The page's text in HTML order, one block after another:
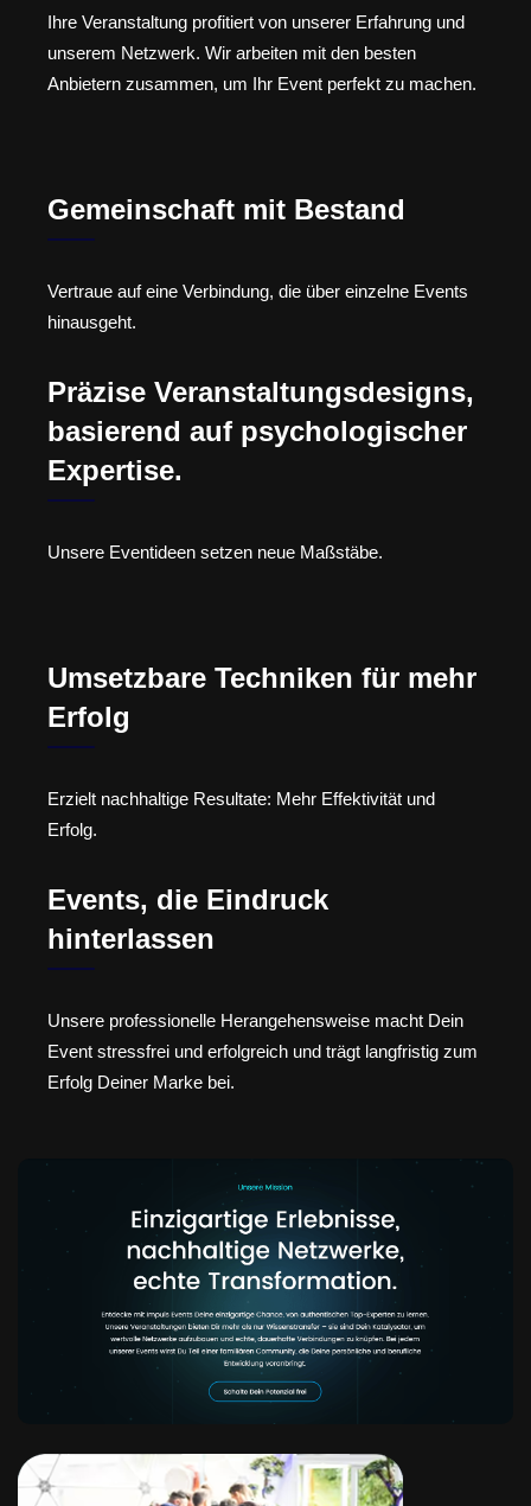
Ihre Veranstaltung profitiert von unserer Erfahrung und
unserem Netzwerk. Wir arbeiten mit den besten
Anbietern zusammen, um Ihr Event perfekt zu machen.
Gemeinschaft mit Bestand
Vertraue auf eine Verbindung, die über einzelne Events
hinausgeht.
Präzise Veranstaltungsdesigns,
basierend auf psychologischer
Expertise.
Unsere Eventideen setzen neue Maßstäbe.
Umsetzbare Techniken für mehr
Erfolg
Erzielt nachhaltige Resultate: Mehr Effektivität und
Erfolg.
Events, die Eindruck
hinterlassen
Unsere professionelle Herangehensweise macht Dein
Event stressfrei und erfolgreich und trägt langfristig zum
Erfolg Deiner Marke bei.